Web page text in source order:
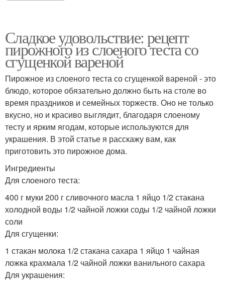
Сладкое удовольствие: рецепт
пирожного из слоеного теста со
сгущенкой вареной
Пирожное из слоеного теста со сгущенкой вареной - это
блюдо, которое обязательно должно быть на столе во
время праздников и семейных торжеств. Оно не только
вкусно, но и красиво выглядит, благодаря слоеному
тесту и ярким ягодам, которые используются для
украшения. В этой статье я расскажу вам, как
приготовить это пирожное дома.
Ингредиенты
Для слоеного теста:
400 г муки 200 г сливочного масла 1 яйцо 1/2 стакана
холодной воды 1/2 чайной ложки соды 1/2 чайной ложки
соли
Для сгущенки:
1 стакан молока 1/2 стакана сахара 1 яйцо 1 чайная
ложка крахмала 1/2 чайной ложки ванильного сахара
Для украшения: